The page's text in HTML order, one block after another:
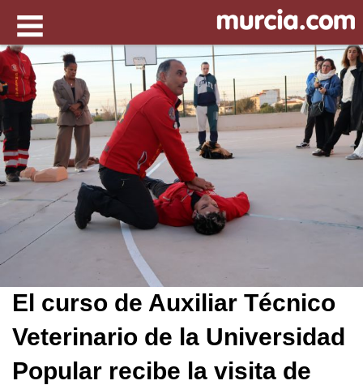
El curso de Auxiliar Técnico
Veterinario de la Universidad
Popular recibe la visita de